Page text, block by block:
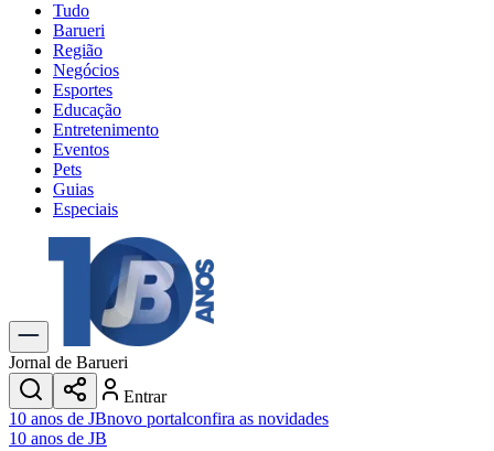
Tudo
Barueri
Região
Negócios
Esportes
Educação
Entretenimento
Eventos
Pets
Guias
Especiais
Explore Tudo
Últimas Notícias
Previsão do Tempo
Trânsito e Rotas
Dia a Dia & Lazer
Transportes
Gastronomia
Cinema & Shows
JogosNovo
Jornal de Barueri
Entrar
10 anos de JBnovo portalconfira as novidades
10 anos de JB